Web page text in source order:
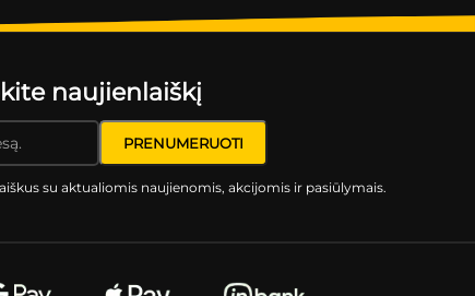
naujienlaiškį
su aktualiomis naujienomis, akcijomis ir pasiūlymais.